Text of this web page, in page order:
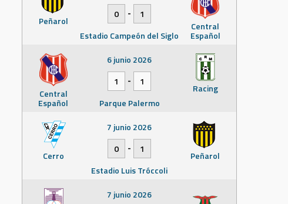
Peñarol Central
Español
0
-
1
Estadio Campeón del Siglo
Central
Español
Racing
6 junio 2026
1
-
1
Parque Palermo
Cerro Peñarol
7 junio 2026
0
-
1
Estadio Luis Tróccoli
7 junio 2026